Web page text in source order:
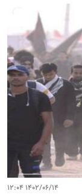
۱۴۰۲/۰۶/۱۴ ۱۲:۰۴